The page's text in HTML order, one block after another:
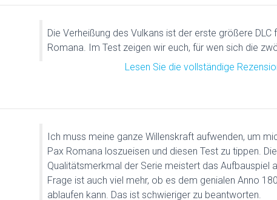
Die Verheißung des Vulkans ist der erste größere DLC
Romana. Im Test zeigen wir euch, für wen sich die
Lesen Sie die vollständige
Ich muss meine ganze Willenskraft aufwenden, um
Pax Romana loszueisen und diesen Test zu tippen.
Qualitätsmerkmal der Serie meistert das Aufbauspiel
Frage ist auch viel mehr, ob es dem genialen Anno
ablaufen kann. Das ist schwieriger zu beantworten.